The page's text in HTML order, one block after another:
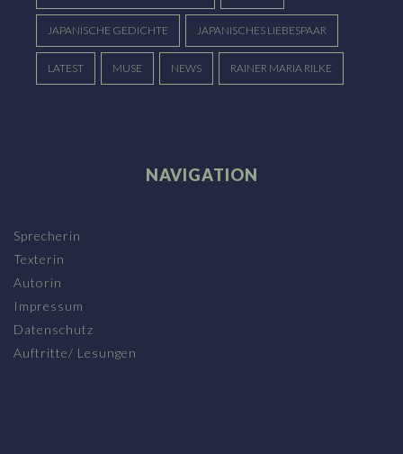
JAPANISCHE GEDICHTE JAPANISCHES LIEBESPAAR
LATEST MUSE NEWS RAINER MARIA RILKE
NAVIGATION
Sprecherin
Texterin
Autorin
Impressum
Datenschutz
Auftritte/ Lesungen